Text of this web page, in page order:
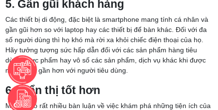
5. Gần gũi khách hàng
Các thiết bị di động, đặc biệt là smartphone mang tính cá nhân và
gần gũi hơn so với laptop hay các thiết bị để bàn khác. Đối với đa
số người dùng thì họ khó mà rời xa khỏi chiếc điện thoại của họ.
Hãy tưởng tượng sức hấp dẫn đối với các sản phẩm hàng tiêu
dùng, thực phẩm hay vô số các sản phẩm, dịch vụ khác khi được
mang đến gần hơn với người tiêu dùng.
6. Hiển thị tốt hơn
Mặc dù có rất nhiều bàn luận về việc khám phá những tiện ích của